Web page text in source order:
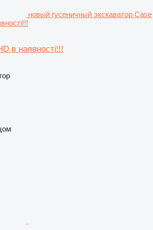
новый гусеничный экскаватор Case
в наявності!!!